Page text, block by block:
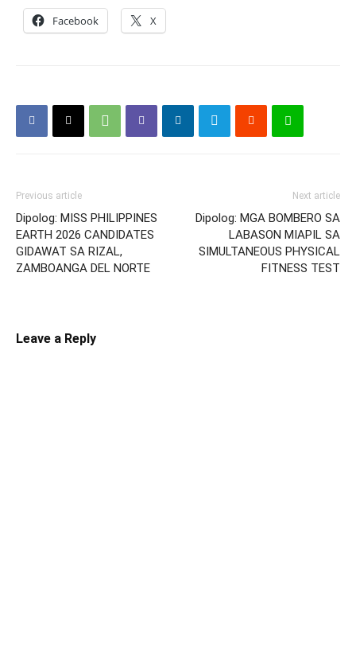
Facebook X
Previous article
Dipolog: MISS PHILIPPINES
EARTH 2026 CANDIDATES
GIDAWAT SA RIZAL,
ZAMBOANGA DEL NORTE
Next article
Dipolog: MGA BOMBERO SA
LABASON MIAPIL SA
SIMULTANEOUS PHYSICAL
FITNESS TEST
Leave a Reply